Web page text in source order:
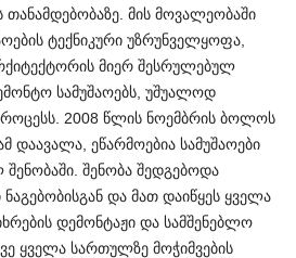
მის მოვალეობაში
ტექნიკური უზრუნველყოფა,
მიერ შესრულებულ
სამუშაოებს, უშუალოდ
2008 წლის ნოემბრის ბოლოს
დაავალა, ეწარმოებია სამუშაოები
შენობა შედგებოდა
და მათ დაიწყეს ყველა
დემონტაჟი და სამშენებლო
ყველა სართულზე მოჭიმვების